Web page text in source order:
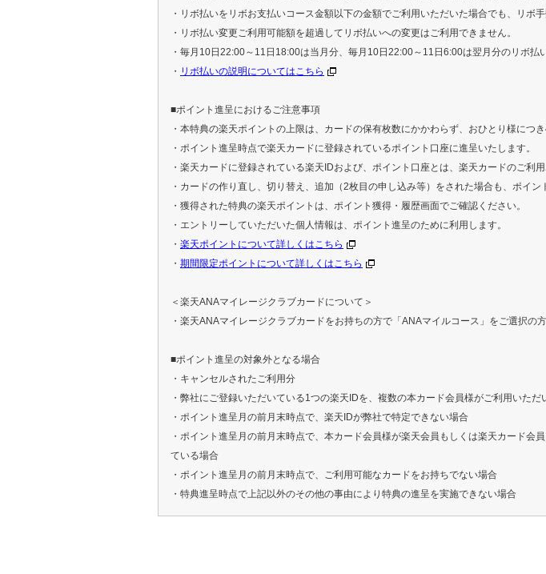
・リボ払いをリボお支払いコース金額以下の金額でご利用いただいた場合でも、リボ手
・リボ払い変更ご利用可能額を超過してリボ払いへの変更はご利用できません。
・毎月10日22:00～11日18:00は当月分、毎月10日22:00～11日6:00は翌月分のリボ払
・ リボ払いの説明についてはこちら
■ポイント進呈におけるご注意事項
・本特典の楽天ポイントの上限は、カードの保有枚数にかかわらず、おひとり様につ
・ポイント進呈時点で楽天カードに登録されているポイント口座に進呈いたします。
・楽天カードに登録されている楽天IDおよび、ポイント口座とは、楽天カードのご利
・カードの作り直し、切り替え、追加（2枚目の申し込み等）をされた場合も、ポイン
・獲得された特典の楽天ポイントは、ポイント獲得・履歴画面でご確認ください。
・エントリーしていただいた個人情報は、ポイント進呈のために利用します。
・ 楽天ポイントについて詳しくはこちら
・ 期間限定ポイントについて詳しくはこちら
＜楽天ANAマイレージクラブカードについて＞
・楽天ANAマイレージクラブカードをお持ちの方で「ANAマイルコース」をご選択の
■ポイント進呈の対象外となる場合
・キャンセルされたご利用分
・弊社にご登録いただいている1つの楽天IDを、複数の本カード会員様がご利用いただ
・ポイント進呈月の前月末時点で、楽天IDが弊社で特定できない場合
・ポイント進呈月の前月末時点で、本カード会員様が楽天会員もしくは楽天カード
ている場合
・ポイント進呈月の前月末時点で、ご利用可能なカードをお持ちでない場合
・特典進呈時点で上記以外のその他の事由により特典の進呈を実施できない場合